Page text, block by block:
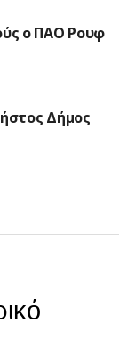
ο ΠΑΟ Ρουφ
Δήμος